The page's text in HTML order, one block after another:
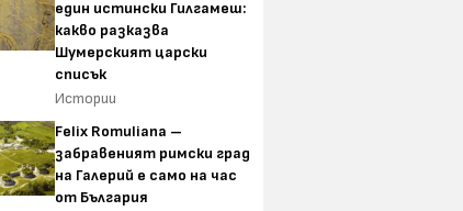
един истински Гилгамеш:
какво разказва
Шумерският царски
списък
Истории
Felix Romuliana –
забравеният римски град
на Галерий е само на час
от България